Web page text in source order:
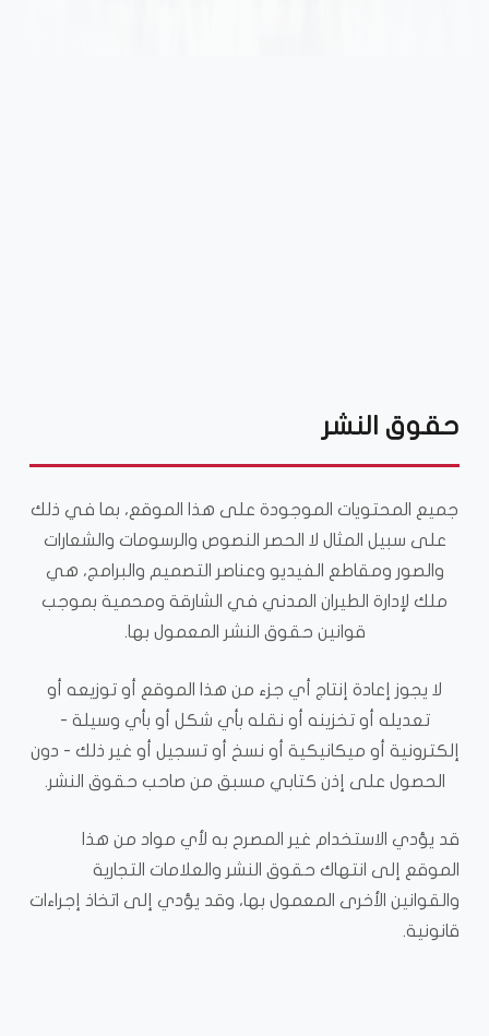
حقوق النشر
جميع المحتويات الموجودة على هذا الموقع، بما في ذلك
على سبيل المثال لا الحصر النصوص والرسومات والشعارات
والصور ومقاطع الفيديو وعناصر التصميم والبرامج، هي
ملك لإدارة الطيران المدني في الشارقة ومحمية بموجب
قوانين حقوق النشر المعمول بها.
لا يجوز إعادة إنتاج أي جزء من هذا الموقع أو توزيعه أو
تعديله أو تخزينه أو نقله بأي شكل أو بأي وسيلة -
إلكترونية أو ميكانيكية أو نسخ أو تسجيل أو غير ذلك - دون
الحصول على إذن كتابي مسبق من صاحب حقوق النشر.
قد يؤدي الاستخدام غير المصرح به لأي مواد من هذا
الموقع إلى انتهاك حقوق النشر والعلامات التجارية
والقوانين الأخرى المعمول بها، وقد يؤدي إلى اتخاذ إجراءات
قانونية.